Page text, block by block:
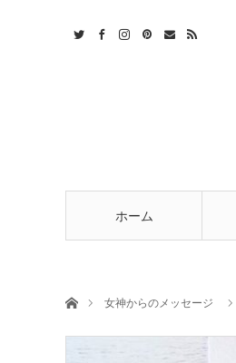
ホーム
ホーム女神からのメッセージ